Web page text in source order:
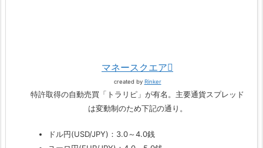
マネースクエア
created by Rinker
特許取得の自動売買「トラリピ」が有名。主要通貨スプレッド
は変動制のため下記の通り。
ドル円(USD/JPY)：3.0～4.0銭